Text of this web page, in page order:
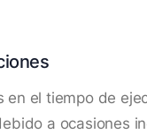
en el tiempo de
a ocasiones